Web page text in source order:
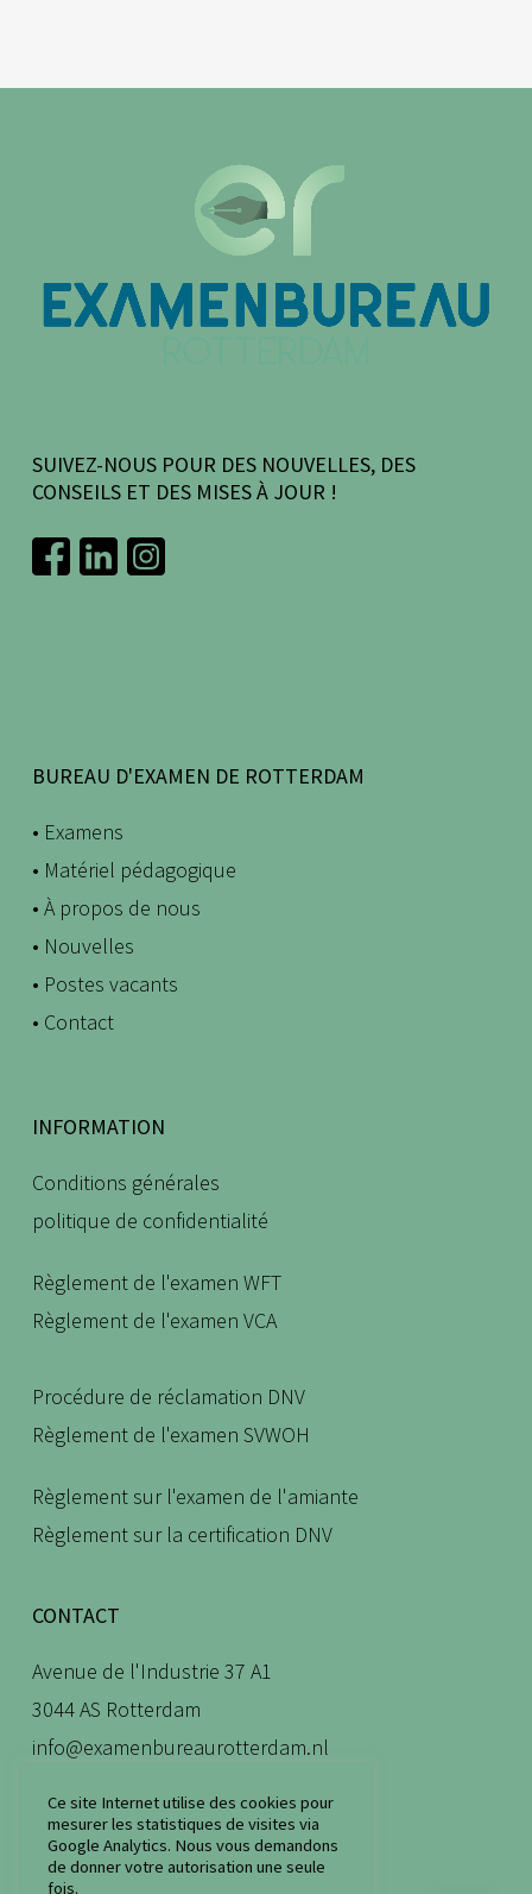
SUIVEZ-NOUS POUR DES NOUVELLES, DES
CONSEILS ET DES MISES À JOUR !
BUREAU D'EXAMEN DE ROTTERDAM
• Examens
• Matériel pédagogique
• À propos de nous
• Nouvelles
• Postes vacants
• Contact
INFORMATION
Conditions générales
politique de confidentialité
Règlement de l'examen WFT
Règlement de l'examen VCA
Procédure de réclamation DNV
Règlement de l'examen SVWOH
Règlement sur l'examen de l'amiante
Règlement sur la certification DNV
CONTACT
Avenue de l'Industrie 37 A1
3044 AS Rotterdam
info@examenbureaurotterdam.nl
Ce site Internet utilise des cookies pour
mesurer les statistiques de visites via
Google Analytics. Nous vous demandons
de donner votre autorisation une seule
fois.